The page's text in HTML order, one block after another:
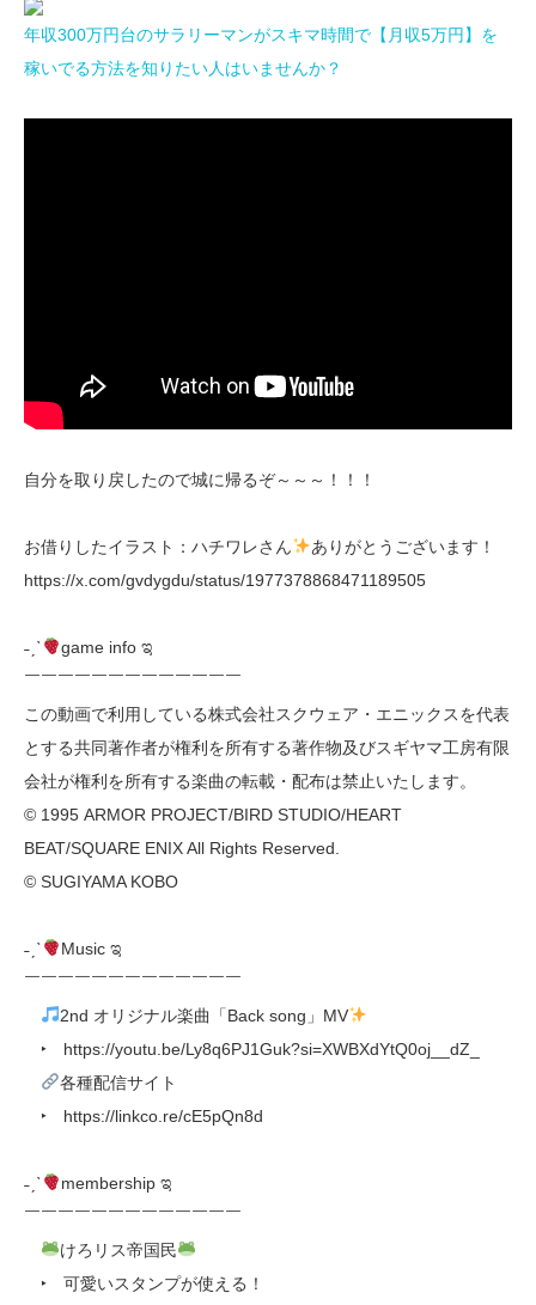
年収300万円台のサラリーマンがスキマ時間で【月収5万円】を
稼いでる方法を知りたい人はいませんか？
自分を取り戻したので城に帰るぞ～～～！！！
お借りしたイラスト：ハチワレさん
ありがとうございます！
https://x.com/gvdygdu/status/1977378868471189505
˗ˏˋ
game info ಇ
￣￣￣￣￣￣￣￣￣￣￣￣￣
この動画で利用している株式会社スクウェア・エニックスを代表
とする共同著作者が権利を所有する著作物及びスギヤマ工房有限
会社が権利を所有する楽曲の転載・配布は禁止いたします。
© 1995 ARMOR PROJECT/BIRD STUDIO/HEART
BEAT/SQUARE ENIX All Rights Reserved.
© SUGIYAMA KOBO
˗ˏˋ
Music ಇ
￣￣￣￣￣￣￣￣￣￣￣￣￣
2nd オリジナル楽曲「Back song」MV
‣ https://youtu.be/Ly8q6PJ1Guk?si=XWBXdYtQ0oj__dZ_
各種配信サイト
‣ https://linkco.re/cE5pQn8d
˗ˏˋ
membership ಇ
￣￣￣￣￣￣￣￣￣￣￣￣￣
けろリス帝国民
‣ 可愛いスタンプが使える！